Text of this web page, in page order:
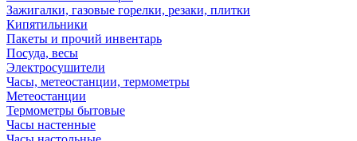
Зажигалки, газовые горелки, резаки, плитки
Кипятильники
Пакеты и прочий инвентарь
Посуда, весы
Электросушители
Часы, метеостанции, термометры
Метеостанции
Термометры бытовые
Часы настенные